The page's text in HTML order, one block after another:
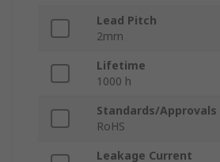
Lead Pitch
2mm
Lifetime
1000 h
Standards/Approvals
RoHS
Leakage Current